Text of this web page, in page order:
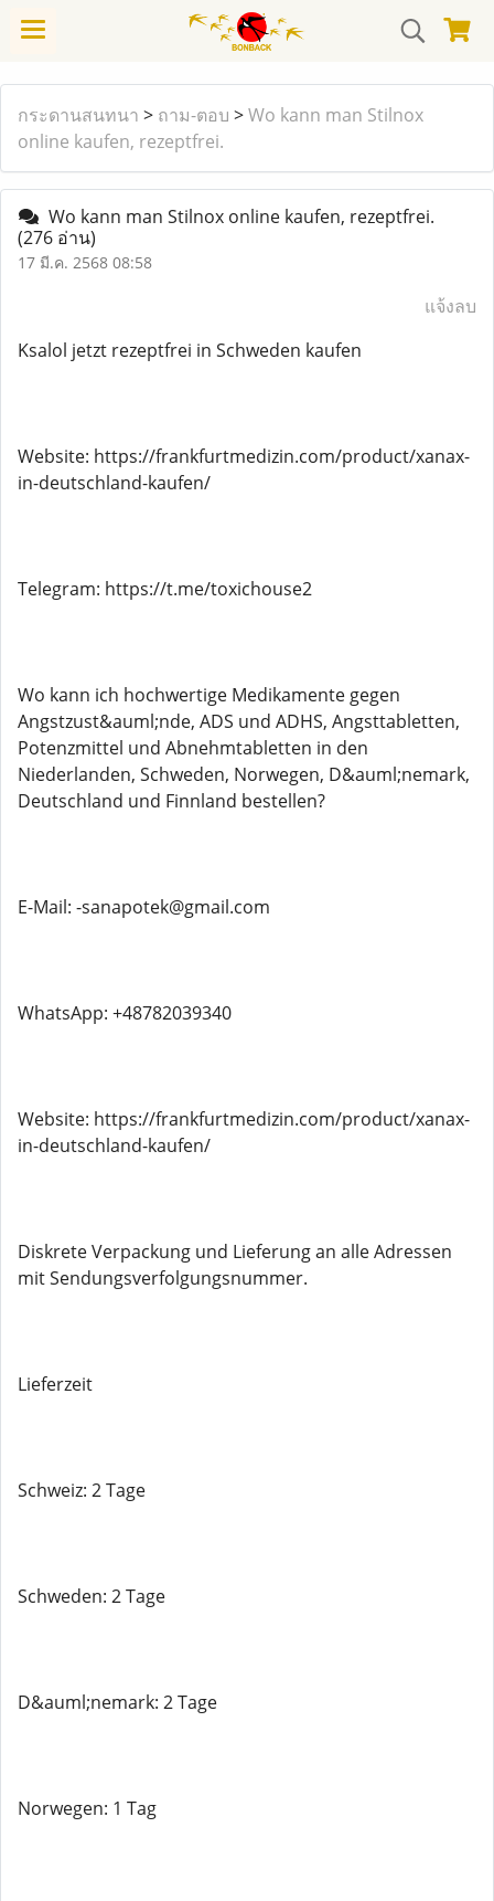
กระดานสนทนา > ถาม-ตอบ >Wo kann man Stilnox
online kaufen, rezeptfrei.
Wo kann man Stilnox online kaufen, rezeptfrei.
(276 อ่าน)
17 มี.ค. 2568 08:58
แจ้งลบ
Ksalol jetzt rezeptfrei in Schweden kaufen
Website: https://frankfurtmedizin.com/product/xanax-
in-deutschland-kaufen/
Telegram: https://t.me/toxichouse2
Wo kann ich hochwertige Medikamente gegen
Angstzust&auml;nde, ADS und ADHS, Angsttabletten,
Potenzmittel und Abnehmtabletten in den
Niederlanden, Schweden, Norwegen, D&auml;nemark,
Deutschland und Finnland bestellen?
E-Mail: -sanapotek@gmail.com
WhatsApp: +48782039340
Website: https://frankfurtmedizin.com/product/xanax-
in-deutschland-kaufen/
Diskrete Verpackung und Lieferung an alle Adressen
mit Sendungsverfolgungsnummer.
Lieferzeit
Schweiz: 2 Tage
Schweden: 2 Tage
D&auml;nemark: 2 Tage
Norwegen: 1 Tag